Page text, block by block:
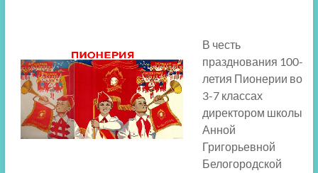
В честь
празднования 100-
летия Пионерии во
3-7 классах
директором школы
Анной
Григорьевной
Белогородской